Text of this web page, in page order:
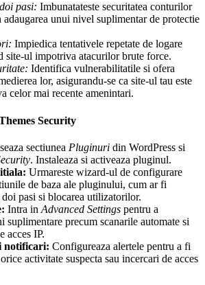
pasi: Imbunatateste securitatea conturilor
unui nivel suplimentar de protectie
Impiedica tentativele repetate de logare
site-ul impotriva atacurilor brute force.
Identifica vulnerabilitatile si ofera
lor, asigurandu-se ca site-ul tau este
celor mai recente amenintari.
Security
sectiunea Pluginuri din WordPress si
. Instaleaza si activeaza pluginul.
Urmareste wizard-ul de configurare
de baza ale pluginului, cum ar fi
pasi si blocarea utilizatorilor.
Intra in Advanced Settings pentru a
suplimentare precum scanarile automate si
acces IP.
notificari: Configureaza alertele pentru a fi
activitate suspecta sau incercari de acces